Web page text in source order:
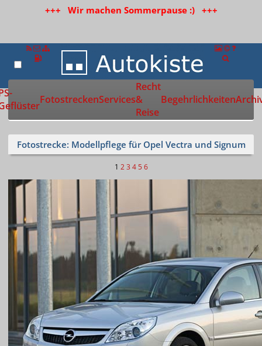
+++ Wir machen Sommerpause :) +++
Zur Startseite
FotostreckenServices
Recht
&
Reise
Begehrlichkeiten
Fotostrecke: Modellpflege für Opel Vectra und Signum
1 2 3 4 5 6